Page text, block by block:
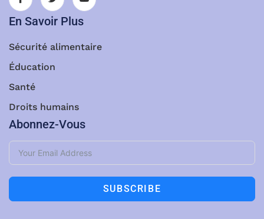
En Savoir Plus
Sécurité alimentaire
Éducation
Santé
Droits humains
Abonnez-Vous
SUBSCRIBE